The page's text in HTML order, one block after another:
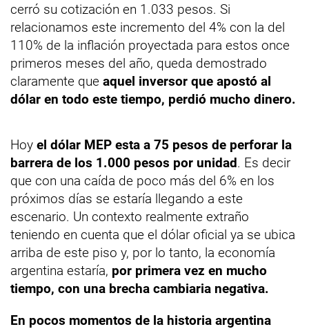
cerró su cotización en 1.033 pesos. Si
relacionamos este incremento del 4% con la del
110% de la inflación proyectada para estos once
primeros meses del año, queda demostrado
claramente que aquel inversor que apostó al
dólar en todo este tiempo, perdió mucho dinero.
Hoy el dólar MEP esta a 75 pesos de perforar la
barrera de los 1.000 pesos por unidad. Es decir
que con una caída de poco más del 6% en los
próximos días se estaría llegando a este
escenario. Un contexto realmente extraño
teniendo en cuenta que el dólar oficial ya se ubica
arriba de este piso y, por lo tanto, la economía
argentina estaría, por primera vez en mucho
tiempo, con una brecha cambiaria negativa.
En pocos momentos de la historia argentina